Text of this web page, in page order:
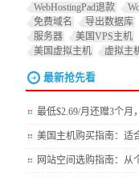
WebHostingPad退款
免费域名
导出数据库
服务器
美国VPS主机
美国虚拟主机
虚拟主
最新抢先看
最低$2.69/月还赠3个月
美国主机购买指南：适
网站空间选购指南：